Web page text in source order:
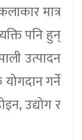
मात्र
पनि हुन्
उत्पादन
योगदान गर्ने
उद्योग र